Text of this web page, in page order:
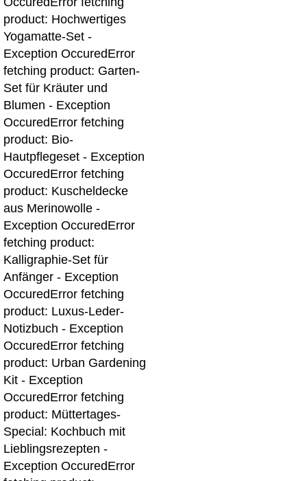
product: Hochwertiges
Yogamatte-Set -
Exception OccuredError
fetching product: Garten-
Set für Kräuter und
Blumen - Exception
OccuredError fetching
product: Bio-
Hautpflegeset - Exception
OccuredError fetching
product: Kuscheldecke
aus Merinowolle -
Exception OccuredError
fetching product:
Kalligraphie-Set für
Anfänger - Exception
OccuredError fetching
product: Luxus-Leder-
Notizbuch - Exception
OccuredError fetching
product: Urban Gardening
Kit - Exception
OccuredError fetching
product: Müttertages-
Special: Kochbuch mit
Lieblingsrezepten -
Exception OccuredError